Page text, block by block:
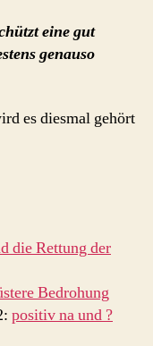
eine gut
genauso
es diesmal gehört
die Rettung der
Bedrohung
positiv na und ?